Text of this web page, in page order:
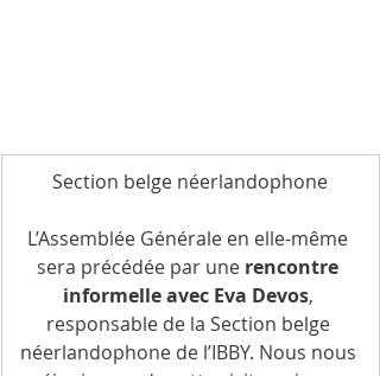
Section belge néerlandophone
L’Assemblée Générale en elle-même
sera précédée par une rencontre
informelle avec Eva Devos,
responsable de la Section belge
néerlandophone de l’IBBY. Nous nous